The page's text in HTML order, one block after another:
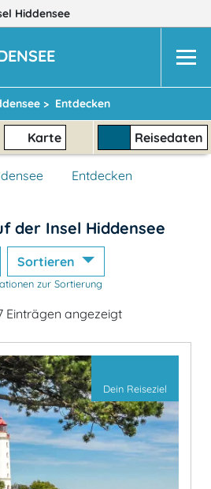
Hiddensee
> Entdecken
Karte Reisedaten
Entdecken
der Insel Hiddensee
Sortieren
zur Sortierung
Einträgen angezeigt
Dein Reiseziel